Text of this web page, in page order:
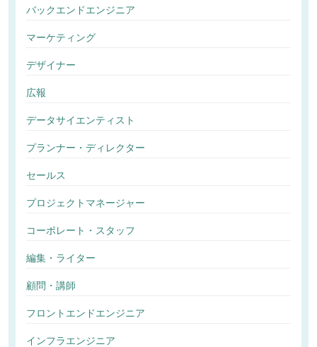
バックエンドエンジニア
マーケティング
デザイナー
広報
データサイエンティスト
プランナー・ディレクター
セールス
プロジェクトマネージャー
コーポレート・スタッフ
編集・ライター
顧問・講師
フロントエンドエンジニア
インフラエンジニア